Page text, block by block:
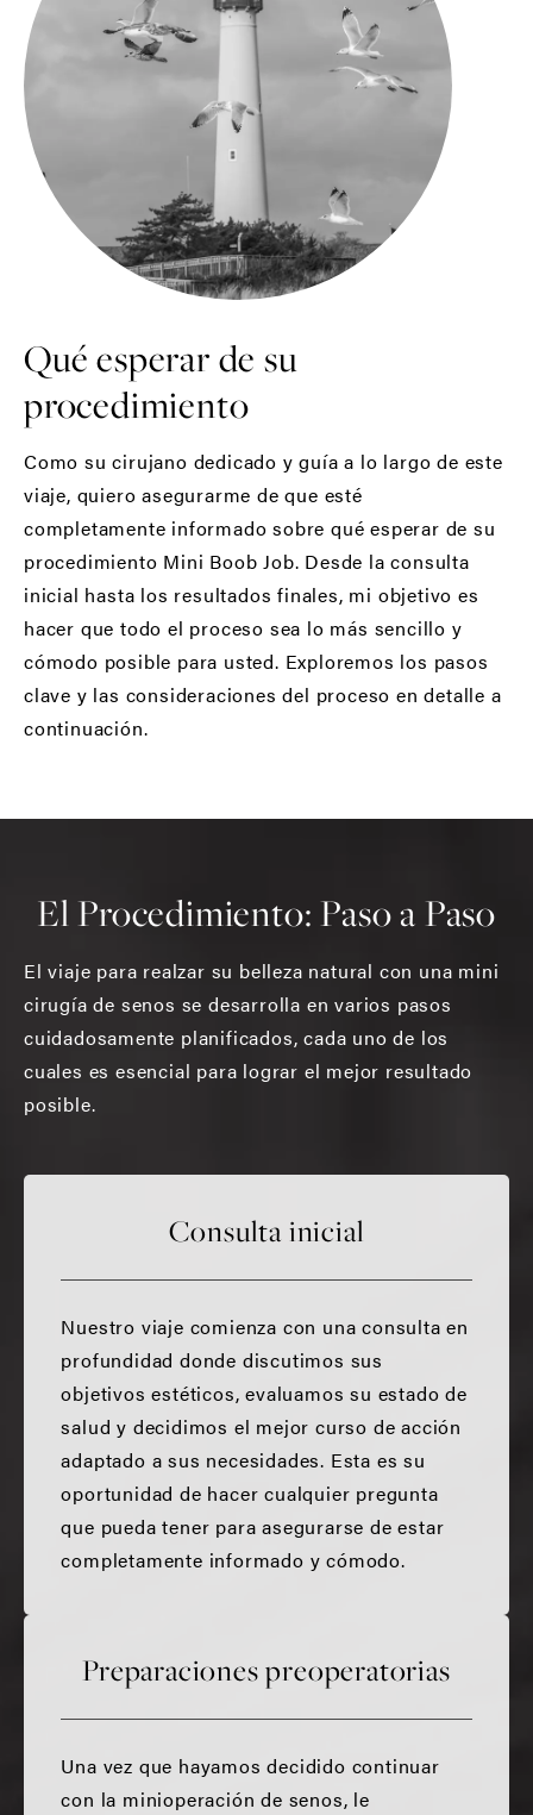
Qué esperar de su
procedimiento
Como su cirujano dedicado y guía a lo largo de este
viaje, quiero asegurarme de que esté
completamente informado sobre qué esperar de su
procedimiento Mini Boob Job. Desde la consulta
inicial hasta los resultados finales, mi objetivo es
hacer que todo el proceso sea lo más sencillo y
cómodo posible para usted. Exploremos los pasos
clave y las consideraciones del proceso en detalle a
continuación.
El Procedimiento: Paso a Paso
El viaje para realzar su belleza natural con una mini
cirugía de senos se desarrolla en varios pasos
cuidadosamente planificados, cada uno de los
cuales es esencial para lograr el mejor resultado
posible.
Consulta inicial
Nuestro viaje comienza con una consulta en
profundidad donde discutimos sus
objetivos estéticos, evaluamos su estado de
salud y decidimos el mejor curso de acción
adaptado a sus necesidades. Esta es su
oportunidad de hacer cualquier pregunta
que pueda tener para asegurarse de estar
completamente informado y cómodo.
Preparaciones preoperatorias
Una vez que hayamos decidido continuar
con la minioperación de senos, le